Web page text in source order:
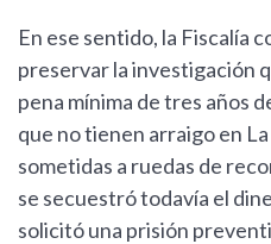
En ese sentido, la Fiscalía
preservar la investigación
pena mínima de tres años
que no tienen arraigo en
sometidas a ruedas de
se secuestró todavía el
solicitó una prisión